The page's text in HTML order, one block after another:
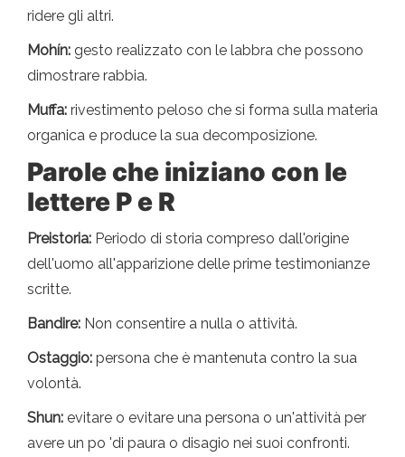
ridere gli altri.
Mohín: gesto realizzato con le labbra che possono
dimostrare rabbia.
Muffa: rivestimento peloso che si forma sulla materia
organica e produce la sua decomposizione.
Parole che iniziano con le
lettere P e R
Preistoria: Periodo di storia compreso dall'origine
dell'uomo all'apparizione delle prime testimonianze
scritte.
Bandire: Non consentire a nulla o attività.
Ostaggio: persona che è mantenuta contro la sua
volontà.
Shun: evitare o evitare una persona o un'attività per
avere un po 'di paura o disagio nei suoi confronti.